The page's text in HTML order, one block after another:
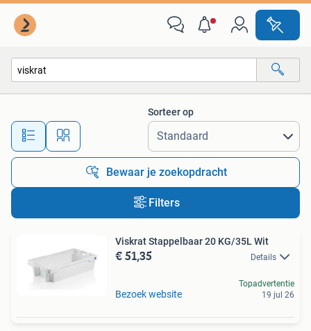
Alle afstanden…
Sorteer op
Bewaar je zoekopdracht
Filters
Viskrat Stappelbaar 20 KG/35L Wit
€ 51,35 Details
Bezoek website
Topadvertentie
19 jul 26